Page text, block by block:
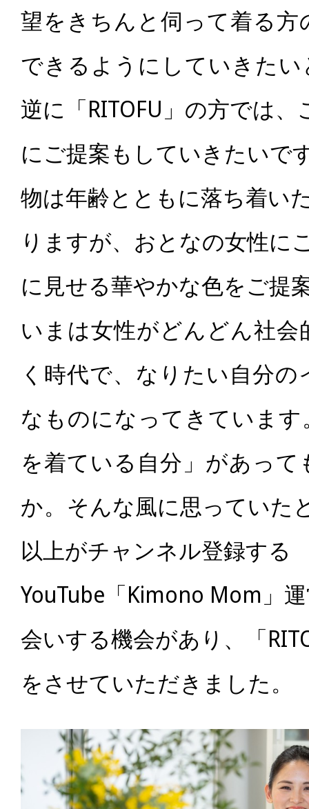
望をきちんと伺って着る
できるようにしていきた
逆に「RITOFU」の方では
にご提案もしていきたいで
物は年齢とともに落ち着い
りますが、おとなの女性に
に見せる華やかな色をご提
いまは女性がどんどん社
く時代で、なりたい自分
なものになってきていま
を着ている自分」があっ
か。 そんな風に思っていた
以上がチャンネル登録する
YouTube「Kimono Mom」
会いする機会があり、「
をさせていただきました。